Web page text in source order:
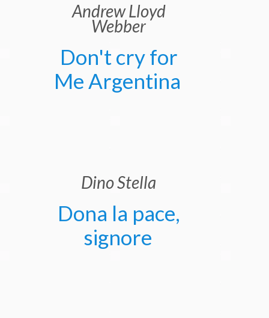
Andrew Lloyd
Webber
Don't cry for
Me Argentina
Dino Stella
Dona la pace,
signore